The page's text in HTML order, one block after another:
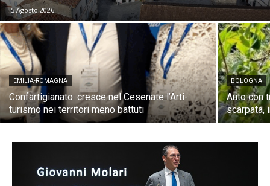
5 Agosto 2026
EMILIA-ROMAGNA
Confartigianato: cresce nel Cesenate l’Arti-
turismo nei territori meno battuti
BOLOGNA
Auto con
scarpata,